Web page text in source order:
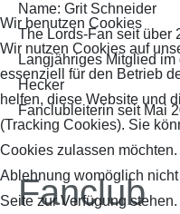
Name: Grit Schneider
The Lords-Fan seit über
Langjähriges Mitglied
Hecker
Fanclubleiterin seit Mai
Fanclub
Wir benutzen Cookies
Wir nutzen Cookies auf
essenziell für den Betrieb
helfen, diese Website und
(Tracking Cookies). Sie
Cookies zulassen
Ablehnung womöglich
Seite zur Verfügung stehen.